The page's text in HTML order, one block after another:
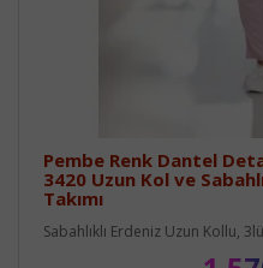
Pembe Renk Dantel
3420 Uzun Kol ve
Takımı
Sabahlıklı Erdeniz Uzun Kollu,